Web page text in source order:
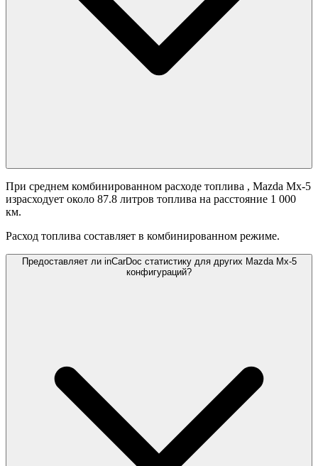
При среднем комбинированном расходе топлива , Mazda Mx-5
израсходует около 87.8 литров топлива на расстояние 1 000
км.
Расход топлива составляет в комбинированном режиме.
Предоставляет ли inCarDoc статистику для других Mazda Mx-5
конфигураций?